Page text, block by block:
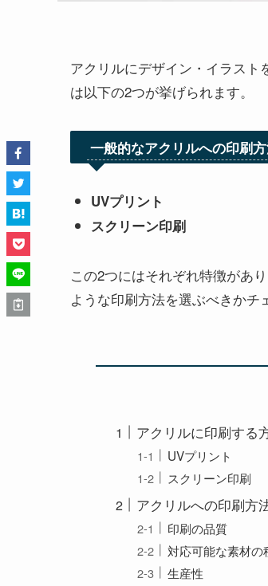
アクリルにデザイン・イラス
は以下の2つが挙げられます。
一般的なアクリルへの印刷
UVプリント
スクリーン印刷
この2つにはそれぞれ特徴があ
ような印刷方法を選ぶべきかチ
アクリルに印刷する
UVプリント
スクリーン印刷
アクリルへの印刷方
印刷の品質
対応可能な素材の
生産性